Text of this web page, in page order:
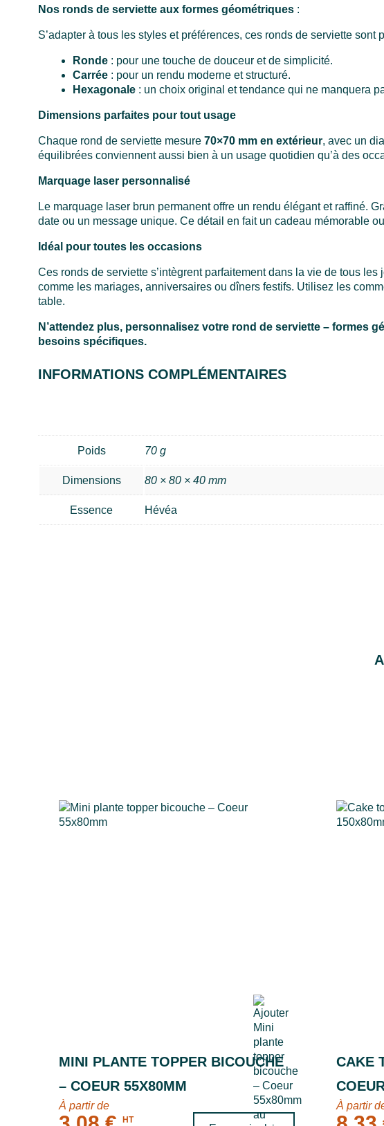
Nos ronds de serviette aux formes géométriques :
S’adapter à tous les styles et préférences, ces ronds de serviette sont
Ronde : pour une touche de douceur et de simplicité.
Carrée : pour un rendu moderne et structuré.
Hexagonale : un choix original et tendance qui ne manquera
Dimensions parfaites pour tout usage
Chaque rond de serviette mesure70×70 mm en extérieur, avec un
équilibrées conviennent aussi bien à un usage quotidien qu’à des
Marquage laser personnalisé
Le marquage laser brun permanent offre un rendu élégant et raffiné.
date ou un message unique. Ce détail en fait un cadeau mémorable
Idéal pour toutes les occasions
Ces ronds de serviette s’intègrent parfaitement dans la vie de tous
comme les mariages, anniversaires ou dîners festifs. Utilisez les
table.
N’attendez plus, personnalisez votre rond de serviette – formes
besoins spécifiques.
INFORMATIONS COMPLÉMENTAIRES
Poids 70 g
Dimensions 80 × 80 × 40 mm
Essence Hévéa
MINI PLANTE TOPPER BICOUCHE
– COEUR 55X80MM
À partir de
HT
CAKE
À partir